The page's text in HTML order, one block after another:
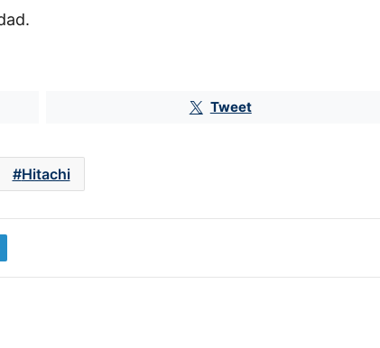
Tweet
Hitachi